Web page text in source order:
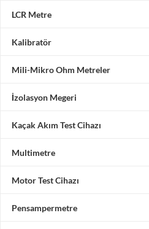
LCR Metre
Kalibratör
Mili-Mikro Ohm Metreler
İzolasyon Megeri
Kaçak Akım Test Cihazı
Multimetre
Motor Test Cihazı
Pensampermetre